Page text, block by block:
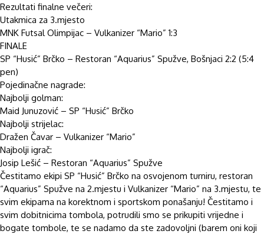
Rezultati finalne večeri:
Utakmica za 3.mjesto
MNK Futsal Olimpijac – Vulkanizer “Mario” 1:3
FINALE
SP “Husić” Brčko – Restoran “Aquarius” Spužve, Bošnjaci 2:2 (5:4
pen)
Pojedinačne nagrade:
Najbolji golman:
Maid Junuzović – SP “Husić” Brčko
Najbolji strijelac:
Dražen Čavar – Vulkanizer “Mario”
Najbolji igrač:
Josip Lešić – Restoran “Aquarius” Spužve
Čestitamo ekipi SP “Husić” Brčko na osvojenom turniru, restoran
“Aquarius” Spužve na 2.mjestu i Vulkanizer “Mario” na 3.mjestu, te
svim ekipama na korektnom i sportskom ponašanju! Čestitamo i
svim dobitnicima tombola, potrudili smo se prikupiti vrijedne i
bogate tombole, te se nadamo da ste zadovoljni (barem oni koji